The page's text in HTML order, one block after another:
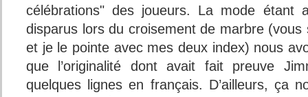
célébrations" des joueurs. La mode étant
disparus lors du croisement de marbre
et je le pointe avec mes deux index) nous
que l’originalité dont avait fait preuve
quelques lignes en français. D’ailleurs, ça